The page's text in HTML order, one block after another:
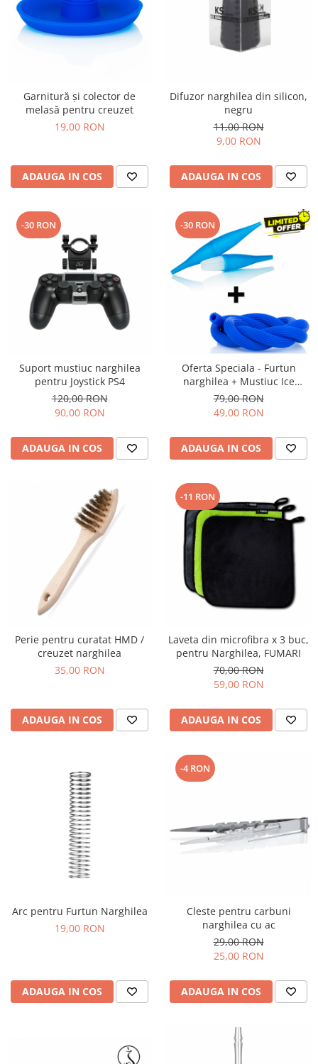
Garnitură și colector de
melasă pentru creuzet
19,00 RON
ADAUGA IN COS
Difuzor narghilea din silicon,
negru
11,00 RON
9,00 RON
ADAUGA IN COS
-30 RON
Suport mustiuc narghilea
pentru Joystick PS4
120,00 RON
90,00 RON
ADAUGA IN COS
-30 RON
Oferta Speciala - Furtun
narghilea + Mustiuc Ice
Bazooka
79,00 RON
49,00 RON
ADAUGA IN COS
Perie pentru curatat HMD /
creuzet narghilea
35,00 RON
ADAUGA IN COS
-11 RON
Laveta din microfibra x 3 buc,
pentru Narghilea, FUMARI
70,00 RON
59,00 RON
ADAUGA IN COS
Arc pentru Furtun Narghilea
19,00 RON
ADAUGA IN COS
-4 RON
Cleste pentru carbuni
narghilea cu ac
29,00 RON
25,00 RON
ADAUGA IN COS